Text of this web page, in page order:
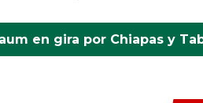
en gira por Chiapas y